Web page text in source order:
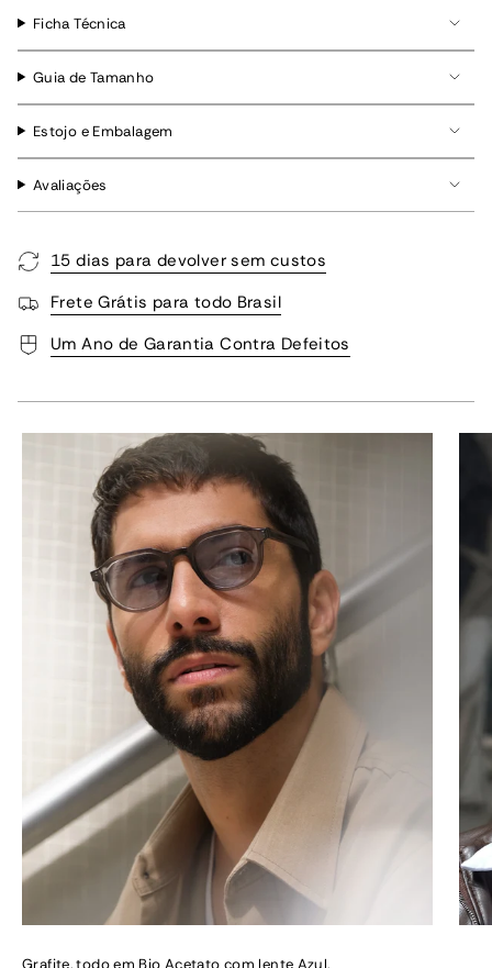
Ficha Técnica
Guia de Tamanho
Estojo e Embalagem
Avaliações
15 dias para devolver sem custos
Frete Grátis para todo Brasil
Um Ano de Garantia Contra Defeitos